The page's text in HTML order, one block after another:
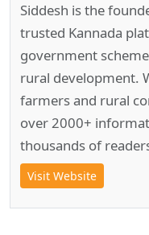
Siddesh is the
trusted Kannada
government
rural development.
farmers and rural
over 2000+
thousands of
Visit Website